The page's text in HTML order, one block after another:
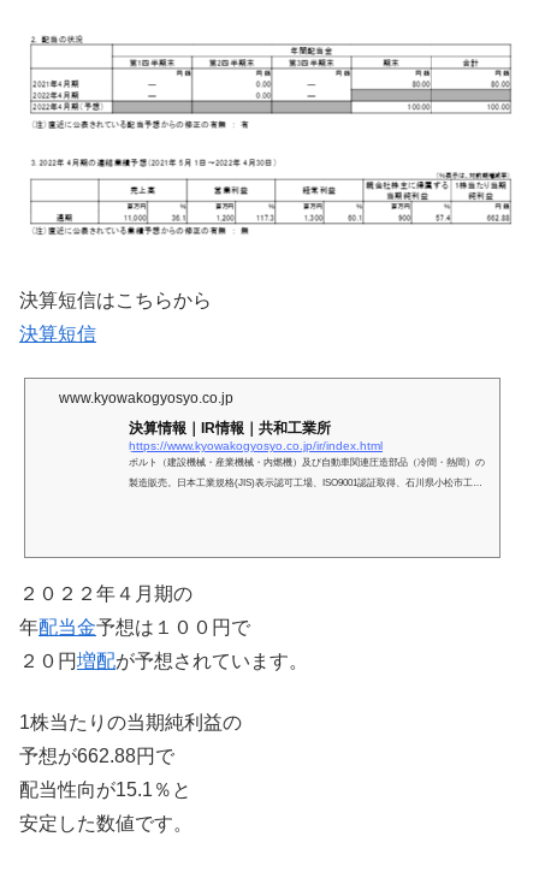
決算短信はこちらから
決算短信
www.kyowakogyosyo.co.jp
決算情報｜IR情報｜共和工業所
https://www.kyowakogyosyo.co.jp/ir/index.html
ボルト（建設機械・産業機械・内燃機）及び自動車関連圧造部品（冷間・熱間）の
製造販売。日本工業規格(JIS)表示認可工場、ISO9001認証取得、石川県小松市工業
２０２２年４月期の
年配当金予想は１００円で
２０円増配が予想されています。
1株当たりの当期純利益の
予想が662.88円で
配当性向が15.1％と
安定した数値です。